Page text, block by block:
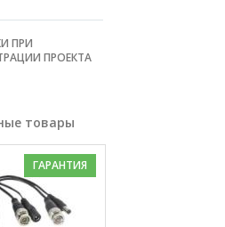
ПРИ
ПРОЕКТА
товары
ГАРАНТИЯ